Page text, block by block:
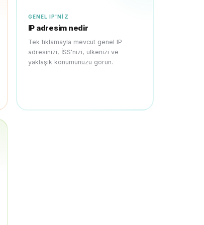
GENEL IP'NIZ
IP adresim nedir
Tek tıklamayla mevcut genel IP
adresinizi, İSS'nizi, ülkenizi ve
yaklaşık konumunuzu görün.